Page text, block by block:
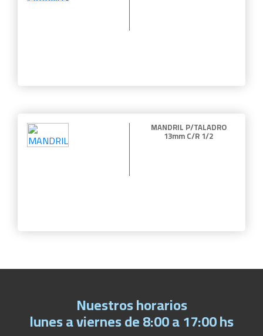
MANDRIL P/TALADRO
13mm C/R 1/2
Nuestros horarios
lunes a viernes de 8:00 a 17:00 hs